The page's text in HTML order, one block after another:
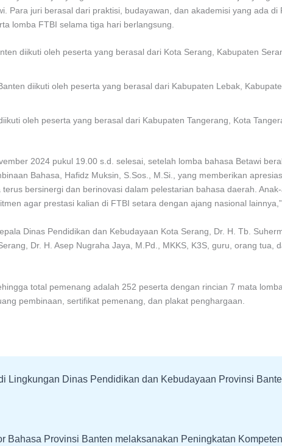
Para juri berasal dari praktisi, budayawan, dan akademisi yang ada di
lomba FTBI selama tiga hari berlangsung.
diikuti oleh peserta yang berasal dari Kota Serang, Kabupaten
diikuti oleh peserta yang berasal dari Kabupaten Lebak,
oleh peserta yang berasal dari Kabupaten Tangerang, Kota
2024 pukul 19.00 s.d. selesai, setelah lomba bahasa Betawi
Bahasa, Hafidz Muksin, S.Sos., M.Si., yang memberikan
bersinergi dan berinovasi dalam pelestarian bahasa daerah.
agar prestasi kalian di FTBI setara dengan ajang nasional
Dinas Pendidikan dan Kebudayaan Kota Serang, Dr. H. Tb.
Dr. H. Asep Nugraha Jaya, M.Pd., MKKS, K3S, guru, orang tua,
total pemenang adalah 252 peserta dengan rincian 7 mata
pembinaan, sertifikat pemenang, dan plakat penghargaan.
Bahasa Provinsi Banten melaksanakan Peningkatan